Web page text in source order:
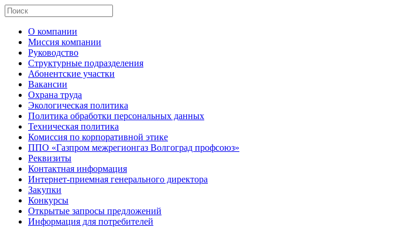
О компании
Миссия компании
Руководство
Структурные подразделения
Абонентские участки
Вакансии
Охрана труда
Экологическая политика
Политика обработки персональных данных
Техническая политика
Комиссия по корпоративной этике
ППО «Газпром межрегионгаз Волгоград профсоюз»
Реквизиты
Контактная информация
Интернет-приемная генерального директора
Закупки
Конкурсы
Открытые запросы предложений
Информация для потребителей